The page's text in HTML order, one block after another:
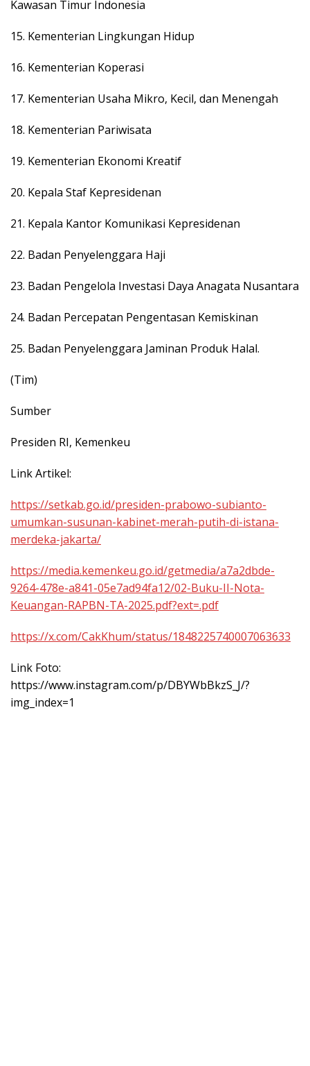
Kawasan Timur Indonesia
15. Kementerian Lingkungan Hidup
16. Kementerian Koperasi
17. Kementerian Usaha Mikro, Kecil, dan Menengah
18. Kementerian Pariwisata
19. Kementerian Ekonomi Kreatif
20. Kepala Staf Kepresidenan
21. Kepala Kantor Komunikasi Kepresidenan
22. Badan Penyelenggara Haji
23. Badan Pengelola Investasi Daya Anagata Nusantara
24. Badan Percepatan Pengentasan Kemiskinan
25. Badan Penyelenggara Jaminan Produk Halal.
(Tim)
Sumber
Presiden RI, Kemenkeu
Link Artikel:
https://setkab.go.id/presiden-prabowo-subianto-
umumkan-susunan-kabinet-merah-putih-di-istana-
merdeka-jakarta/
https://media.kemenkeu.go.id/getmedia/a7a2dbde-
9264-478e-a841-05e7ad94fa12/02-Buku-II-Nota-
Keuangan-RAPBN-TA-2025.pdf?ext=.pdf
https://x.com/CakKhum/status/1848225740007063633
Link Foto:
https://www.instagram.com/p/DBYWbBkzS_J/?
img_index=1